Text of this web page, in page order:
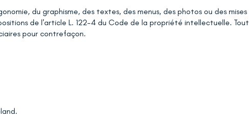
du graphisme, des textes, des menus, des photos ou des mises
de l'article L. 122-4 du Code de la propriété intellectuelle. Tout
pour contrefaçon.